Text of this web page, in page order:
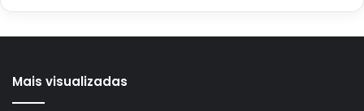
Mais visualizadas